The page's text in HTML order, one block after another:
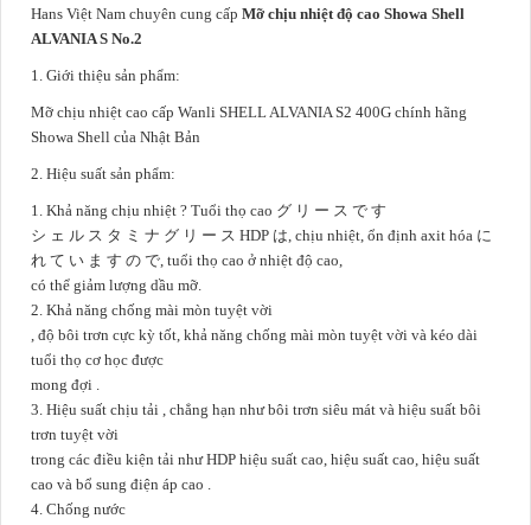
Hans Việt Nam chuyên cung cấp Mỡ chịu nhiệt độ cao Showa Shell
ALVANIA S No.2
1. Giới thiệu sản phẩm:
Mỡ chịu nhiệt cao cấp Wanli SHELL ALVANIA S2 400G chính hãng
Showa Shell của Nhật Bản
2. Hiệu suất sản phẩm:
1. Khả năng chịu nhiệt ? Tuổi thọ cao グ リ ー ス で す
シ ェ ル ス タ ミ ナ グ リ ー ス HDP は, chịu nhiệt, ổn định axit hóa に
れ て い ま す の で, tuổi thọ cao ở nhiệt độ cao,
có thể giảm lượng dầu mỡ.
2. Khả năng chống mài mòn tuyệt vời
, độ bôi trơn cực kỳ tốt, khả năng chống mài mòn tuyệt vời và kéo dài
tuổi thọ cơ học được
mong đợi .
3. Hiệu suất chịu tải , chẳng hạn như bôi trơn siêu mát và hiệu suất bôi
trơn tuyệt vời
trong các điều kiện tải như HDP hiệu suất cao, hiệu suất cao, hiệu suất
cao và bổ sung điện áp cao .
4. Chống nước